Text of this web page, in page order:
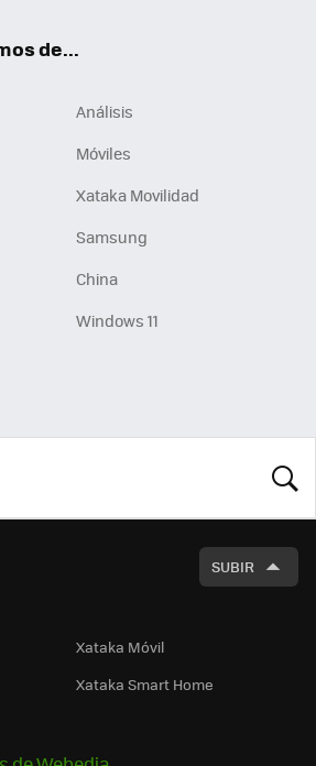
de...
Análisis
Móviles
Xataka Movilidad
Samsung
China
Windows 11
SUBIR
Xataka Móvil
Xataka Smart Home